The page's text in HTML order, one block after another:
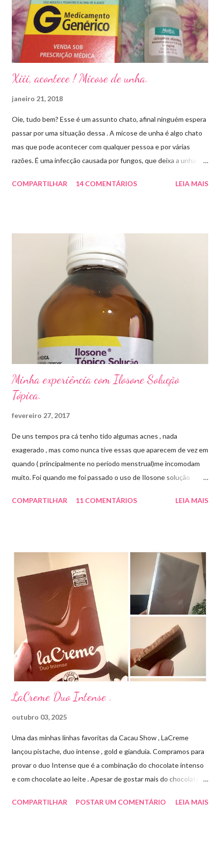
Xiii, acontece ! Micose de unha.
janeiro 21, 2018
Oie, tudo bem? Esse é um assunto chato, afinal ninguém espera
passar por uma situação dessa . A micose de unha é algo chato
mas que pode acontecer com qualquer pessoa e por várias
razões. É uma infecção causada por fungos, que deixa a unha
descolar da pele. As causas mais comuns dessas micoses é por
micose de unha é feito com esmaltes antifúngicos ou remédios
orais ,ou para aplicação local receitados pelo dermatologista. O
tempo para tratamento pode variar de 06 meses a um ano. Para
quem prefere tratamentos caseiros , pode aplicar óleo de cravo
duas vezes ao dia. Eu já passei por isso, pelo uso de muito
sapato fechado e apertado . E utilizei o Ciclopirox olamina que é
um agente antifúngico sintético para tratamento dermatológico
COMPARTILHAR 14 COMENTÁRIOS LEIA MAIS
Minha experiência com Ilosone Solução
Tópica.
fevereiro 27, 2017
De uns tempos pra cá tenho tido algumas acnes , nada
exagerado , mas como nunca tive essas que aparecem de vez em
quando ( principalmente no período menstrual)me incomodam
muito. Foi quando me foi passado o uso de Ilosone solução
uma consulta com o dermatologista) O Ilosone é um antibiótico
aplico sobre a acne ( geralmente uso a noite). Informação do
produto: ILOSONE TÓPICO SOLUÇÃO (eritromicina) é um
antibiótico de amplo espectro produzido por uma cepa de
Streptomyces erythraeus. É básico e forma rapidamente sais
com os ácidos. Forma farmacêutica e Apresentação ILOSONE
TÓPICO SOLUÇÃO é apresentado sob a forma líquida em
frascos de 120 ml. USO PEDIÁTRICO E ADULTO. Composição
Cada ml contém: Eritromicina base 20 mg Excipientes q.s....
COMPARTILHAR 11 COMENTÁRIOS LEIA MAIS
LaCreme Duo Intense .
outubro 03, 2025
Uma das minhas linhas favoritas da Cacau Show , LaCreme
lançou pistache, duo intense , gold e gianduia. Compramos para
provar o duo Intense que é a combinação do chocolate intenso
e com chocolate ao leite . Apesar de gostar mais do chocolate
medida certa ( tem sabor e cremosidade ). Preço R$19,99 .
COMPARTILHAR POSTAR UM COMENTÁRIO LEIA MAIS